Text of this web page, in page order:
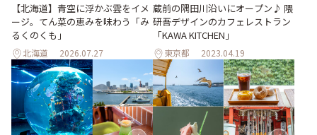
【北海道】青空に浮かぶ雲をイメ
ージ。てん菜の恵みを味わう「み
るくのくも」
北海道 2026.07.27
蔵前の隅田川沿いにオープン♪ 隈
研吾デザインのカフェレストラン
「KAWA KITCHEN」
東京都 2023.04.19